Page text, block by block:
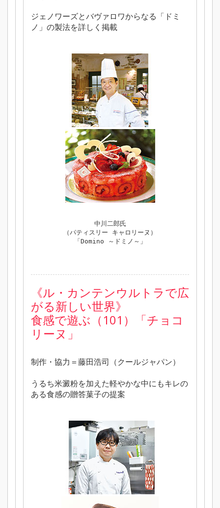
ジェノワーズとバヴァロワからなる「ドミ
ノ」の製法を詳しく掲載
中川二郎氏
（パティスリー キャロリーヌ）
「Domino ～ドミノ～」
《ル・カンテンウルトラで広
がる新しい世界》
食感で遊ぶ（101）「チョコ
リーヌ」
制作・協力＝藤田浩司（クールジャパン）
うるち米澱粉を加えた軽やかな中にもキレの
ある食感の贈答菓子の提案